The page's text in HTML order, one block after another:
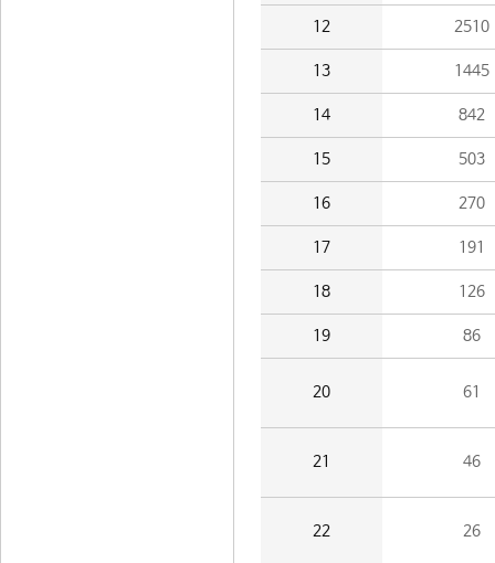
12 2510
13 1445
14 842
15 503
16 270
17 191
18 126
19 86
20 61
21 46
22 26